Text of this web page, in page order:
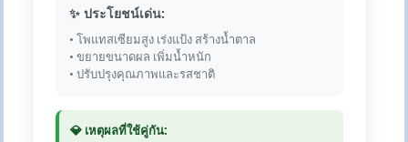
✨ ประโยชน์เด่น:
• โพแทสเซียมสูง เร่งแป้ง สร้างน้ำตาล
• ขยายขนาดผล เพิ่มน้ำหนัก
• ปรับปรุงคุณภาพและรสชาติ
💎 เหตุผลที่ใช้คู่กัน: